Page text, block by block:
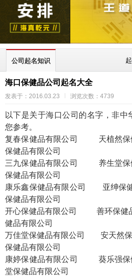
公司起名知识
海口保健品公司起名大全
发表于：2016.03.23 浏览次数：4739
以下是关于海口公司的名字，非
您参考。
复春保健品有限公司
天植然
保健品有限公司
三九保健品有限公司
养生堂
保健品有限公司
康乐鑫保健品有限公司
亚绅保
保健品有限公司
开心保健品有限公司
善环保健
健品有限公司
万佳堂保健品有限公司
安天然
保健品有限公司
康婷保健品有限公司
葵乐强保
堂保健品有限公司